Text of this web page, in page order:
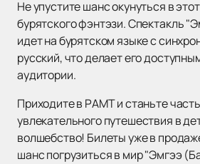
Не упустите шанс окунуться в
бурятского фэнтэзи. Спектакль
идет на бурятском языке с
русский, что делает его
аудитории.
Приходите в РАМТ и станьте
увлекательного путешествия в
волшебство! Билеты уже в
шанс погрузиться в мир "Эмгээ